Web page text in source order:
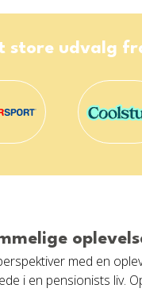
store udvalg
med en
i en pensionists liv.